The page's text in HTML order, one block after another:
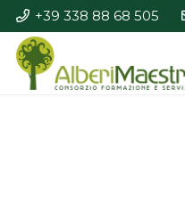
+39 338 88 68 505